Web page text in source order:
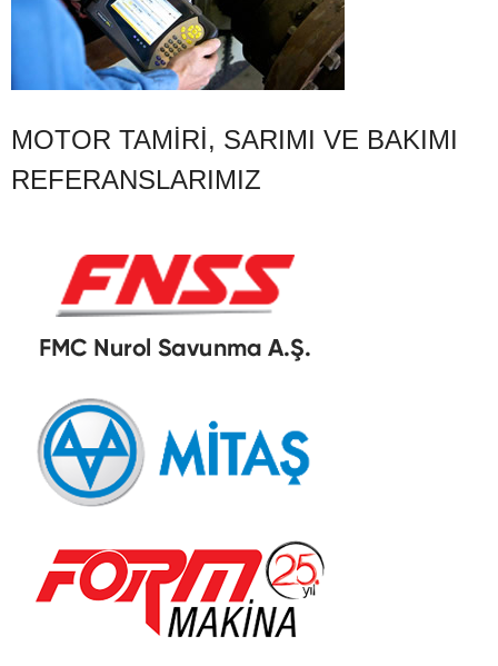
MOTOR TAMIRI, SARIMI VE BAKIMI
REFERANSLARIMIZ